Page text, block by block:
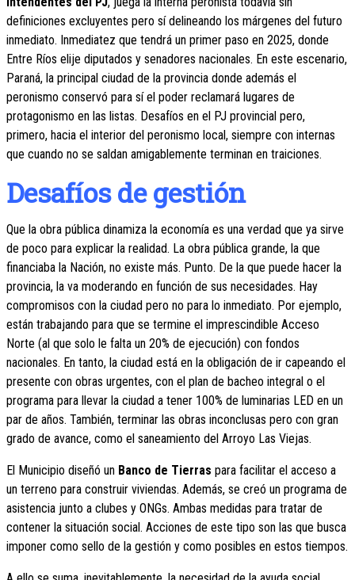
definiciones excluyentes pero sí delineando los márgenes del futuro
inmediato. Inmediatez que tendrá un primer paso en 2025, donde
Entre Ríos elije diputados y senadores nacionales. En este escenario,
Paraná, la principal ciudad de la provincia donde además el
peronismo conservó para sí el poder reclamará lugares de
protagonismo en las listas. Desafíos en el PJ provincial pero,
primero, hacia el interior del peronismo local, siempre con internas
que cuando no se saldan amigablemente terminan en traiciones.
Desafíos de gestión
Que la obra pública dinamiza la economía es una verdad que ya sirve
de poco para explicar la realidad. La obra pública grande, la que
financiaba la Nación, no existe más. Punto. De la que puede hacer la
provincia, la va moderando en función de sus necesidades. Hay
compromisos con la ciudad pero no para lo inmediato. Por ejemplo,
están trabajando para que se termine el imprescindible Acceso
Norte (al que solo le falta un 20% de ejecución) con fondos
nacionales. En tanto, la ciudad está en la obligación de ir capeando el
presente con obras urgentes, con el plan de bacheo integral o el
programa para llevar la ciudad a tener 100% de luminarias LED en un
par de años. También, terminar las obras inconclusas pero con gran
grado de avance, como el saneamiento del Arroyo Las Viejas.
El Municipio diseñó un Banco de Tierras para facilitar el acceso a
un terreno para construir viviendas. Además, se creó un programa de
asistencia junto a clubes y ONGs. Ambas medidas para tratar de
contener la situación social. Acciones de este tipo son las que busca
imponer como sello de la gestión y como posibles en estos tiempos.